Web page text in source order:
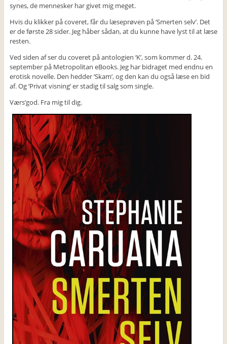
synes, de mennesker har givet mig meget.
Hvis du klikker på coveret, får du læseprøven på ‘Smerten selv’. Det
er de første 28 sider. Jeg håber sådan, at du kunne have lyst til at læse
resten.
Ved siden af ser du coveret på antologien ‘K’, som kommer d. 24.
september på Metropolitan eBooks. Jeg har bidraget med endnu en
erotisk novelle. Den hedder ‘Skam’, og den kan du også læse en bid
af. Og ‘Privat visning’ er stadig til salg som single.
Værs’god. Fra mig til dig.